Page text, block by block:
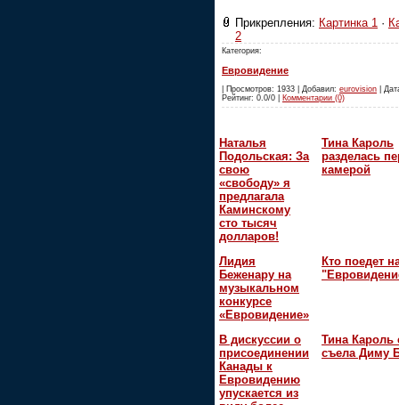
Прикрепления: Картинка 1 ·
2
Категория:
Евровидение
| Просмотров: 1933 | Добавил: eurovision |
Рейтинг: 0.0/0 | Комментарии (0)
Наталья
Подольская: За
свою
«свободу» я
предлагала
Каминскому
сто тысяч
долларов!
Тина Кароль
разделась
камерой
Лидия
Беженару на
музыкальном
конкурсе
«Евровидение»
Кто поедет
В дискуссии о
присоединении
Канады к
Евровидению
упускается из
Тина Кароль
съела Диму